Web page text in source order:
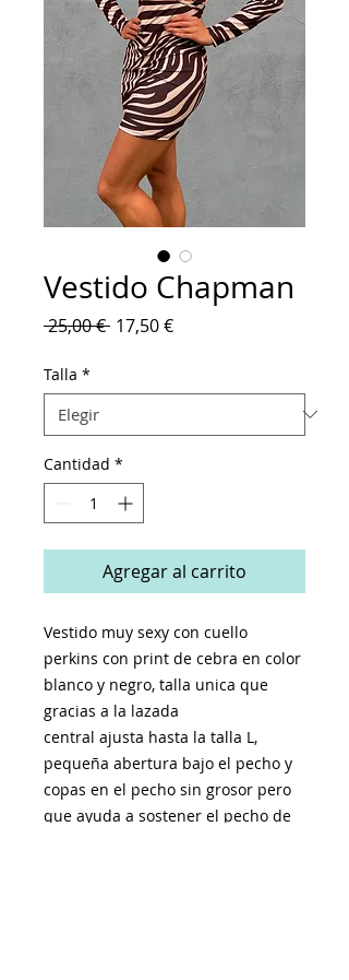
Vestido Chapman
25,00 € Precio
17,50 €Precio
Talla *
Cantidad *
Agregar al carrito
Vestido muy sexy con cuello
perkins con print de cebra en color
blanco y negro, talla unica que
gracias a la lazada
central ajusta hasta la talla L,
pequeña abertura bajo el pecho y
copas en el pecho sin grosor pero
que ayuda a sostener el pecho de